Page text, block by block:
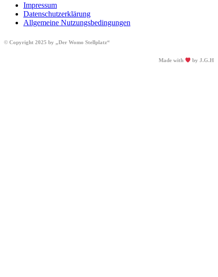
Impressum
Datenschutzerklärung
Allgemeine Nutzungsbedingungen
© Copyright 2025 by „Der Womo Stellplatz“
Made with by J.G.H